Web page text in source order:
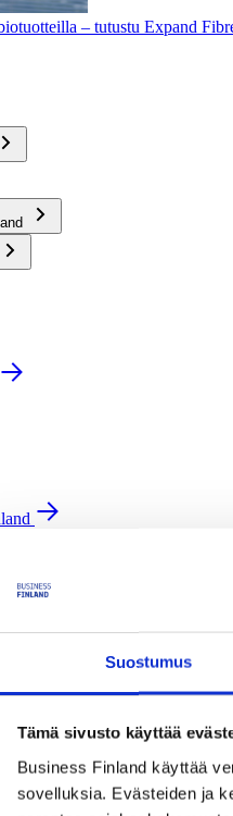
Suostumus
Tämä sivusto käyttää
Business Finland käyttää
sovelluksia. Evästeiden ja
– tutustu Expand
2030